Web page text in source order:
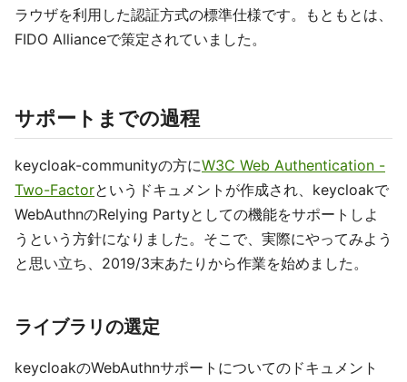
ラウザを利用した認証方式の標準仕様です。もともとは、
FIDO Allianceで策定されていました。
サポートまでの過程
keycloak-communityの方にW3C Web Authentication -
Two-Factorというドキュメントが作成され、keycloakで
WebAuthnのRelying Partyとしての機能をサポートしよ
うという方針になりました。そこで、実際にやってみよう
と思い立ち、2019/3末あたりから作業を始めました。
ライブラリの選定
keycloakのWebAuthnサポートについてのドキュメント